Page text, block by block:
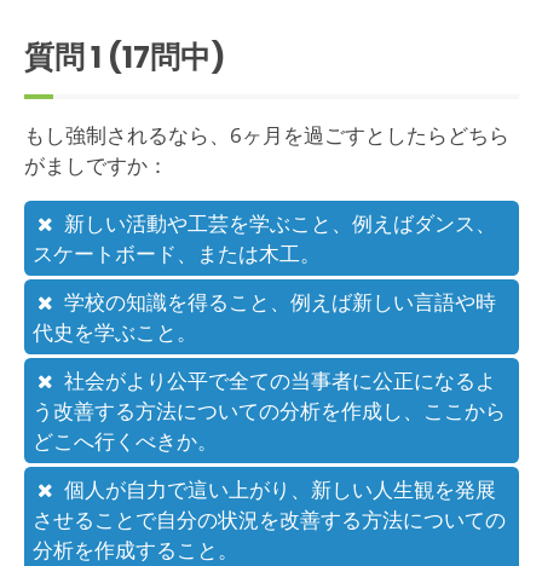
質問1 (17問中)
もし強制されるなら、6ヶ月を過ごすとしたらどちら
がましですか：
新しい活動や工芸を学ぶこと、例えばダンス、
スケートボード、または木工。
学校の知識を得ること、例えば新しい言語や時
代史を学ぶこと。
社会がより公平で全ての当事者に公正になるよ
う改善する方法についての分析を作成し、ここから
どこへ行くべきか。
個人が自力で這い上がり、新しい人生観を発展
させることで自分の状況を改善する方法についての
分析を作成すること。